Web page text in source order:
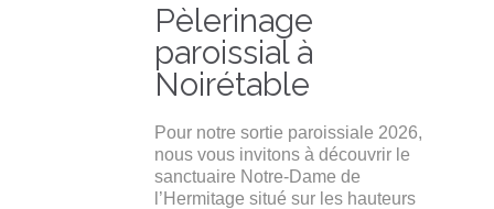
Pèlerinage
paroissial à
Noirétable
Pour notre sortie paroissiale 2026,
nous vous invitons à découvrir le
sanctuaire Notre-Dame de
l’Hermitage situé sur les hauteurs